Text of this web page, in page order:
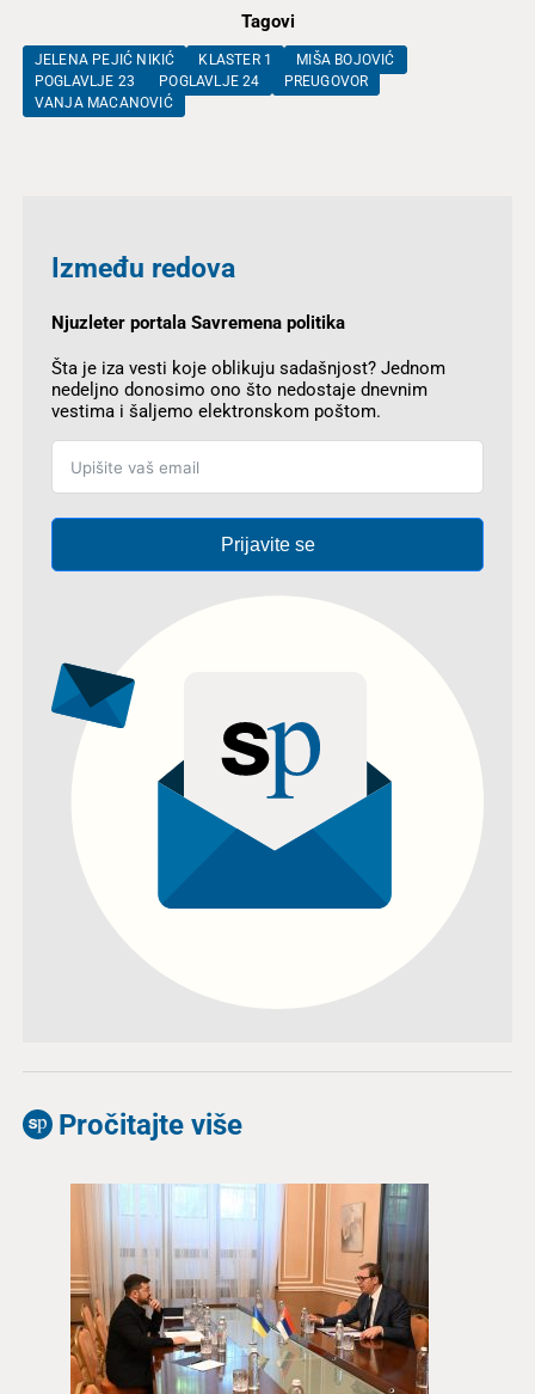
Tagovi
JELENA PEJIĆ NIKIĆ KLASTER 1
MIŠA BOJOVIĆ
POGLAVLJE 23
POGLAVLJE 24
PREUGOVOR
VANJA MACANOVIĆ
Između redova
Njuzleter portala Savremena politika
Šta je iza vesti koje oblikuju sadašnjost? Jednom
nedeljno donosimo ono što nedostaje dnevnim
vestima i šaljemo elektronskom poštom.
Prijavite se
Pročitajte više